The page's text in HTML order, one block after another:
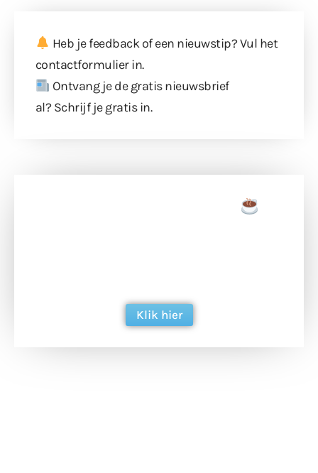
Heb je feedback of een nieuwstip? Vul het
contactformulierin.
Ontvang je de gratis nieuwsbrief
al? Schrijf je gratis in.
Klik hier